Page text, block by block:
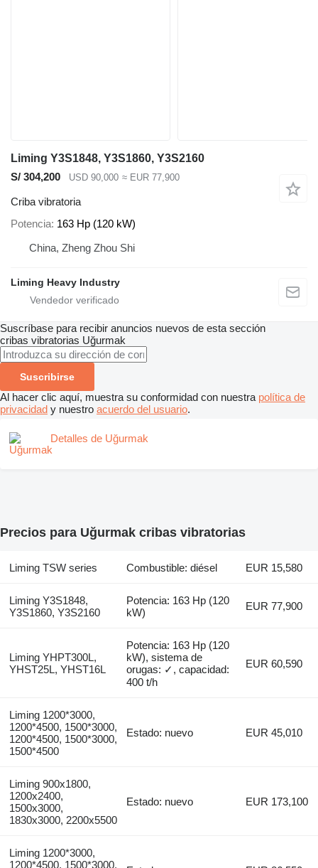
Liming Y3S1848, Y3S1860, Y3S2160
S/ 304,200
USD 90,000 ≈ EUR 77,900
Criba vibratoria
Potencia 163 Hp (120 kW)
China, Zheng Zhou Shi
Liming Heavy Industry
Suscríbase para recibir anuncios nuevos de esta sección
cribas vibratorias Uğurmak
Suscribirse
Al hacer clic aquí, muestra su conformidad con nuestra política de
privacidad y nuestro acuerdo del usuario.
Detalles de Uğurmak
Precios para Uğurmak cribas vibratorias
Liming TSW series Combustible: diésel EUR 15,580
Liming Y3S1848,
Y3S1860, Y3S2160
Potencia: 163 Hp (120
kW)
EUR 77,900
Liming YHPT300L,
YHST25L, YHST16L
Potencia: 163 Hp (120
kW), sistema de
orugas: ✓, capacidad:
400 t/h
EUR 60,590
Liming 1200*3000,
1200*4500, 1500*3000,
1200*4500, 1500*3000,
1500*4500
Estado: nuevo EUR 45,010
Liming 900x1800,
1200x2400,
1500x3000,
1830x3000, 2200x5500
Estado: nuevo EUR 173,100
Liming 1200*3000,
1200*4500, 1500*3000,